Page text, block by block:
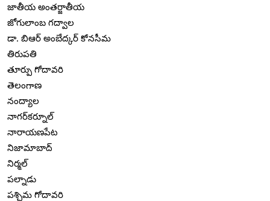
జాతీయ అంతర్జాతీయ
జోగులాంబ గద్వాల
డా. బిఆర్ అంబేద్కర్ కోనసీమ
తిరుపతి
తూర్పు గోదావరి
తెలంగాణ
నంద్యాల
నాగర్‌కర్నూల్
నారాయణపేట
నిజామాబాద్
నిర్మల్
పల్నాడు
పశ్చిమ గోదావరి